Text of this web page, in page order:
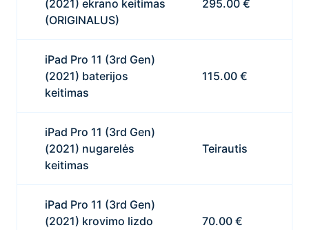
(2021) ekrano keitimas
(ORIGINALUS)
295.00 €
iPad Pro 11 (3rd Gen)
(2021) baterijos
keitimas
115.00 €
iPad Pro 11 (3rd Gen)
(2021) nugarelės
keitimas
Teirautis
iPad Pro 11 (3rd Gen)
(2021) krovimo lizdo
70.00 €